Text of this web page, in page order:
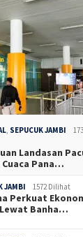
28 Juli 2026
Pemkot
Gugat
DPRD
Aset
SEPUCUK JAMBI
Landasan
Pana…
JAMBI 1572 Dilihat
Perkuat
Lewat Banha…